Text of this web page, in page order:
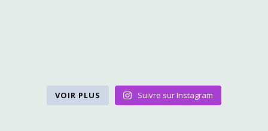
VOIR PLUS Suivre sur Instagram